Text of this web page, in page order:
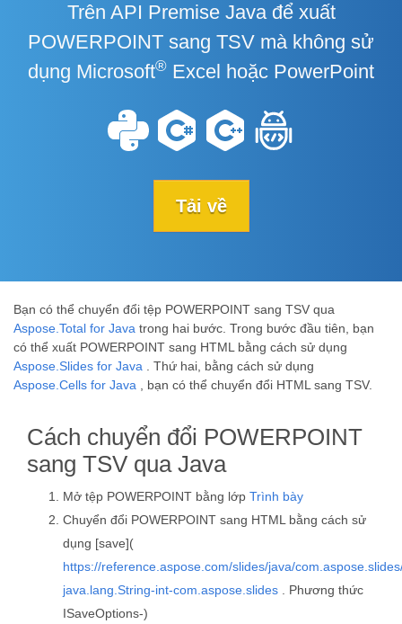
Trên API Premise Java để xuất
POWERPOINT sang TSV mà không sử
dụng Microsoft® Excel hoặc PowerPoint
Tải về
Bạn có thể chuyển đổi tệp POWERPOINT sang TSV qua
Aspose.Total for Java trong hai bước. Trong bước đầu tiên, bạn
có thể xuất POWERPOINT sang HTML bằng cách sử dụng
Aspose.Slides for Java . Thứ hai, bằng cách sử dụng
Aspose.Cells for Java , bạn có thể chuyển đổi HTML sang TSV.
Cách chuyển đổi POWERPOINT
sang TSV qua Java
Mở tệp POWERPOINT bằng lớp Trình bày
Chuyển đổi POWERPOINT sang HTML bằng cách sử
dụng [save](
https://reference.aspose.com/slides/java/
java.lang.String-int-com.aspose.slides . Phương thức
ISaveOptions-)